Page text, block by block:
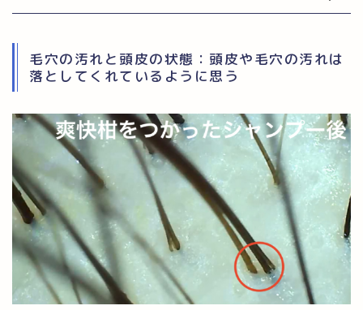
毛穴の汚れと頭皮の状態：頭皮や毛穴の汚れは
落としてくれているように思う